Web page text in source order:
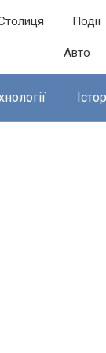
Події
Авто